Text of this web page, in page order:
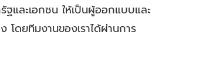
และเอกชน ให้เป็นผู้ออกแบบและ
ดยทีมงานของเราได้ผ่านการ